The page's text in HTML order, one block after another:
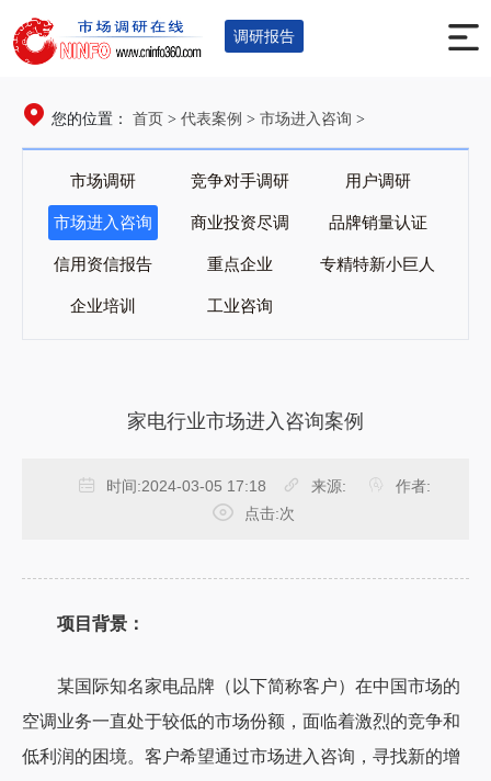
调研报告
您的位置： 首页 > 代表案例 > 市场进入咨询 >
市场调研 竞争对手调研 用户调研
市场进入咨询 商业投资尽调 品牌销量认证
信用资信报告 重点企业 专精特新小巨人
企业培训 工业咨询
家电行业市场进入咨询案例
时间:2024-03-05 17:18 来源:
作者:
点击:次
项目背景：
某国际知名家电品牌（以下简称客户）在中国市场的
空调业务一直处于较低的市场份额，面临着激烈的竞争和
低利润的困境。客户希望通过市场进入咨询，寻找新的增